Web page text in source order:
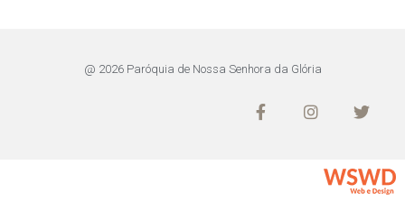
@ 2026 Paróquia de Nossa Senhora da Glória